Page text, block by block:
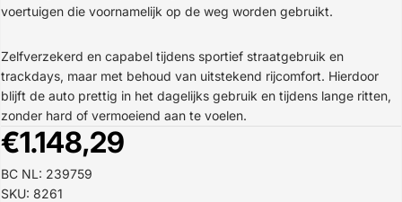
voertuigen die voornamelijk op de weg worden gebruikt.
Zelfverzekerd en capabel tijdens sportief straatgebruik en
trackdays, maar met behoud van uitstekend rijcomfort. Hierdoor
blijft de auto prettig in het dagelijks gebruik en tijdens lange ritten,
zonder hard of vermoeiend aan te voelen.
€1.148,29
BC NL: 239759
SKU: 8261